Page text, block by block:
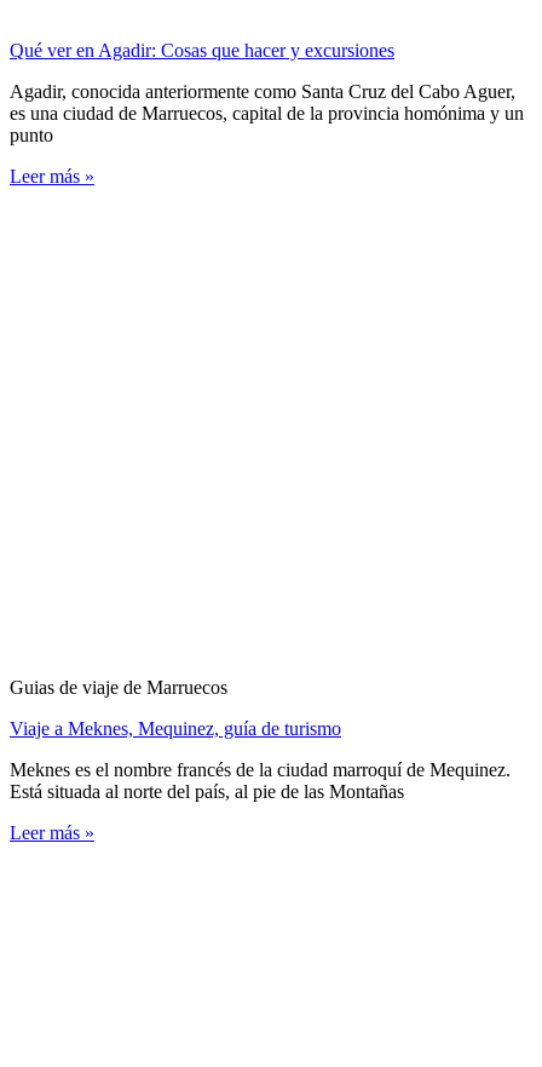
Qué ver en Agadir: Cosas que hacer y excursiones
Agadir, conocida anteriormente como Santa Cruz del Cabo Aguer,
es una ciudad de Marruecos, capital de la provincia homónima y un
punto
Leer más »
Guias de viaje de Marruecos
Viaje a Meknes, Mequinez, guía de turismo
Meknes es el nombre francés de la ciudad marroquí de Mequinez.
Está situada al norte del país, al pie de las Montañas
Leer más »